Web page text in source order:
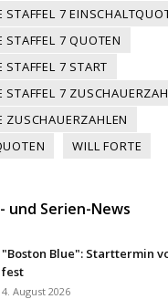
7
7 QUOTEN
7 START
7
ZUSCHAUERZAHLEN
WILL FORTE
und Serien-News
"Boston Blue": Starttermin
fest
4. August 2026